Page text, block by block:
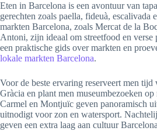
Eten in Barcelona is een avontuur van
gerechten zoals paella, fideuà, escalivada
markten Barcelona, zoals Mercat de la
Antoni, zijn ideaal om streetfood en verse
een praktische gids over markten en
lokale markten Barcelona.
Voor de beste ervaring reserveert men
Gràcia en plant men museumbezoeken
Carmel en Montjuïc geven panoramisch
uitnodigt voor zon en watersport.
geven een extra laag aan cultuur